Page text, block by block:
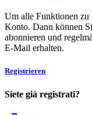
Um alle Funktionen zu
Konto. Dann können
abonnieren und
E-Mail erhalten.
Registrieren
Siete già registrati?